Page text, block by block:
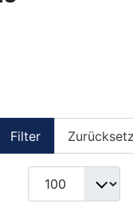
Filter
Anzeige #